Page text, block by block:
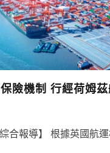
險機制 行經荷姆
合報導】 根據英國航